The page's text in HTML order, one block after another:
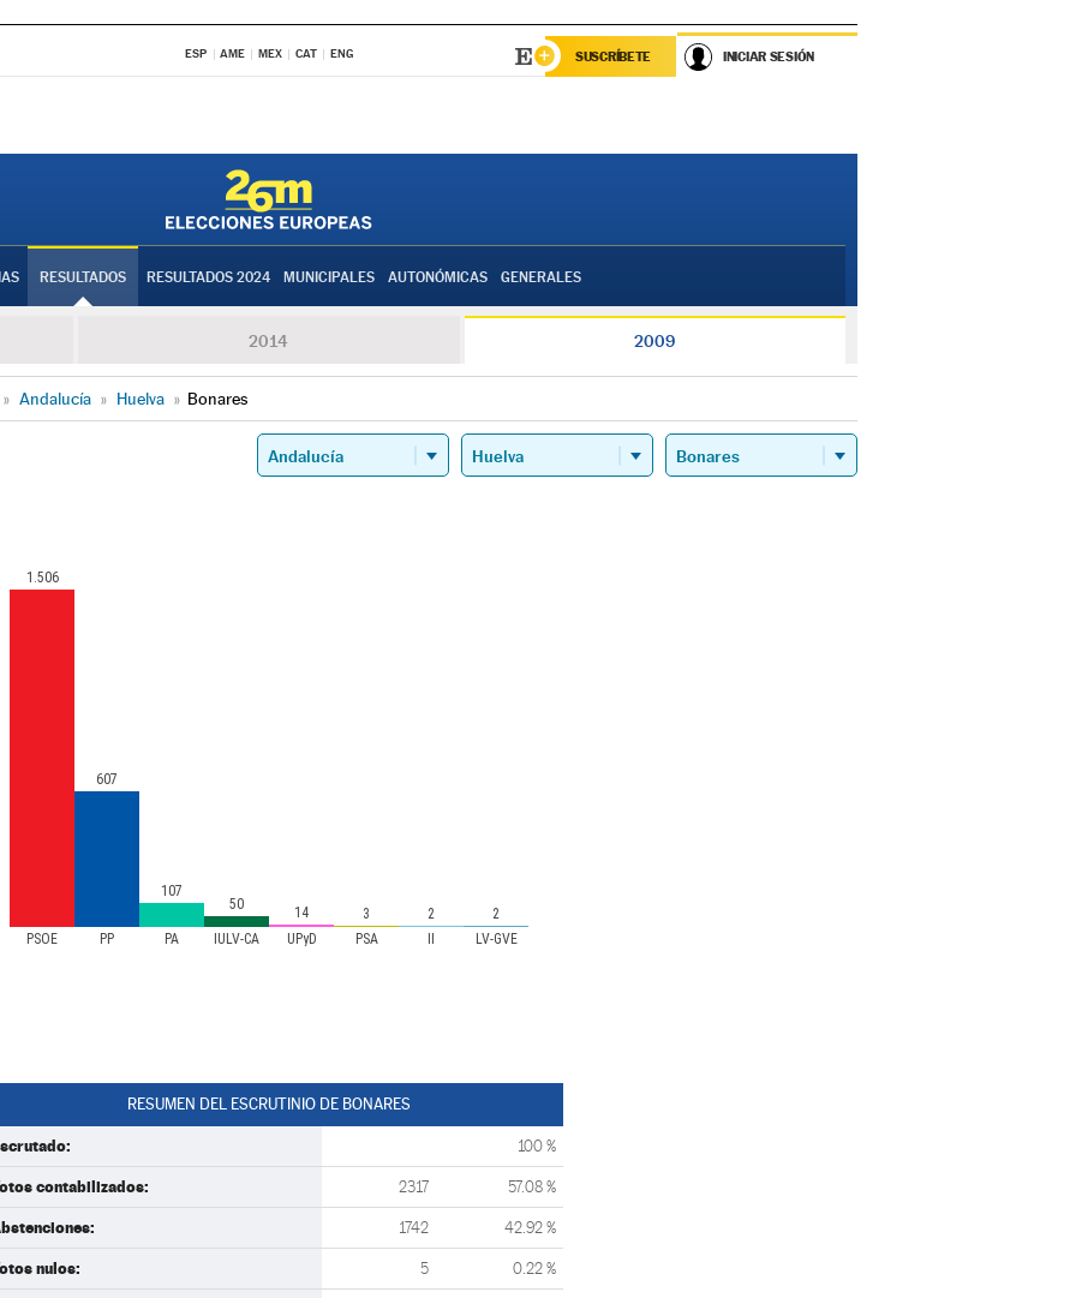
ESP AME MEX CAT ENG SUSCRÍBETE INICIAR SESIÓN
RESULTADOS RESULTADOS 2024 MUNICIPALES AUTONÓMICAS GENERALES
2014 2009
» Andalucía » Huelva » Bonares
PSOE PP PA IULV-CA UPyD PSA LV-GVE
1.506
607
107
50 14 3 2 2
RESUMEN DEL ESCRUTINIO DE BONARES
100 %
contabilizados: 2317 57.08 %
1742 42.92 %
nulos: 5 0.22 %